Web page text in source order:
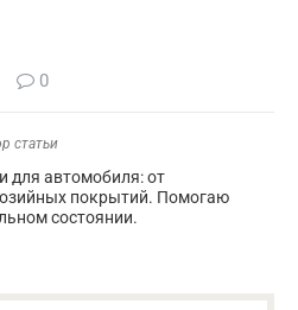
0
статьи
для автомобиля: от
покрытий. Помогаю
состоянии.